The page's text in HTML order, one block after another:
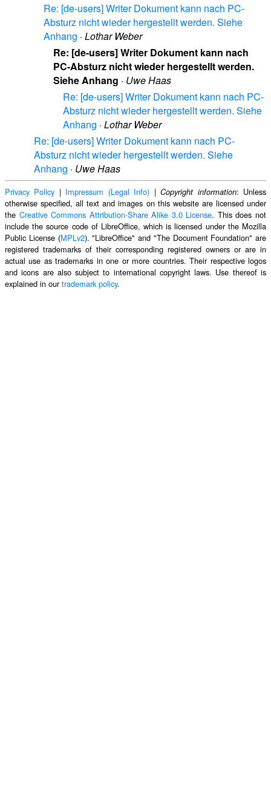
Re: [de-users] Writer Dokument kann nach PC-
Absturz nicht wieder hergestellt werden. Siehe
Anhang · Lothar Weber
Re: [de-users] Writer Dokument kann nach
PC-Absturz nicht wieder hergestellt werden.
Siehe Anhang · Uwe Haas
Re: [de-users] Writer Dokument kann nach PC-
Absturz nicht wieder hergestellt werden. Siehe
Anhang · Lothar Weber
Re: [de-users] Writer Dokument kann nach PC-
Absturz nicht wieder hergestellt werden. Siehe
Anhang · Uwe Haas
Privacy Policy | Impressum (Legal Info) |Copyright information: Unless
otherwise specified, all text and images on this website are licensed under
the Creative Commons Attribution-Share Alike 3.0 License. This does not
include the source code of LibreOffice, which is licensed under the Mozilla
Public License (MPLv2). "LibreOffice" and "The Document Foundation" are
registered trademarks of their corresponding registered owners or are in
actual use as trademarks in one or more countries. Their respective logos
and icons are also subject to international copyright laws. Use thereof is
explained in ourtrademark policy.